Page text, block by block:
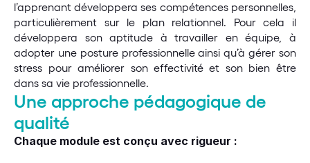
l’apprenant développera ses compétences personnelles,
particulièrement sur le plan relationnel. Pour cela il
développera son aptitude à travailler en équipe, à
adopter une posture professionnelle ainsi qu’à gérer son
stress pour améliorer son effectivité et son bien être
dans sa vie professionnelle.
Une approche pédagogique de
qualité
Chaque module est conçu avec rigueur :